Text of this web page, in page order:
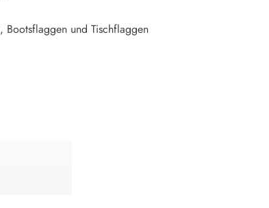
Bootsflaggen und Tischflaggen